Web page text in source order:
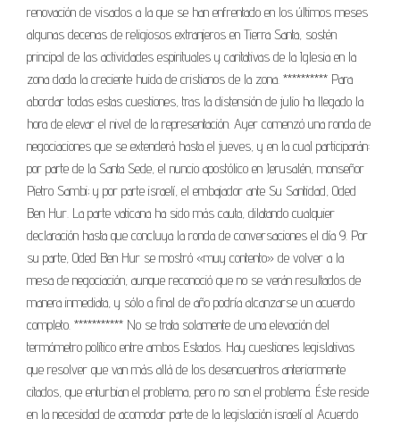
renovación de visados a la que se han enfrentado en los últimos meses
algunas decenas de religiosos extranjeros en Tierra Santa, sostén
principal de las actividades espirituales y caritativas de la Iglesia en la
zona dada la creciente huida de cristianos de la zona. ********** Para
abordar todas estas cuestiones, tras la distensión de julio ha llegado la
hora de elevar el nivel de la representación. Ayer comenzó una ronda de
negociaciones que se extenderá hasta el jueves, y en la cual participarán:
por parte de la Santa Sede, el nuncio apostólico en Jerusalén, monseñor
Pietro Sambi; y por parte israelí, el embajador ante Su Santidad, Oded
Ben Hur. La parte vaticana ha sido más cauta, dilatando cualquier
declaración hasta que concluya la ronda de conversaciones el día 9. Por
su parte, Oded Ben Hur se mostró «muy contento» de volver a la
mesa de negociación, aunque reconoció que no se verán resultados de
manera inmediata, y sólo a final de año podría alcanzarse un acuerdo
completo. *********** No se trata solamente de una elevación del
termómetro político entre ambos Estados. Hay cuestiones legislativas
que resolver que van más allá de los desencuentros anteriormente
citados, que enturbian el problema, pero no son el problema. Éste reside
en la necesidad de acomodar parte de la legislación israelí al Acuerdo